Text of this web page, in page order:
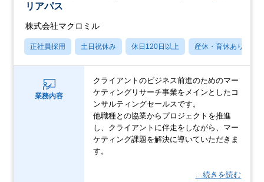
リアパス
株式会社マクロミル
正社員採用 土日祝休み 休日120日以上 産休・育休あり
業務内容
クライアントのビジネス前進のためのマー
ケティングリサーチ事業をメインとしたコ
ンサルティングセールスです。
他職種との協業からプロジェクトを推進
し、クライアントに伴走をしながら、マー
ケティング課題を解決に導いていただきま
す。
…続きを読む